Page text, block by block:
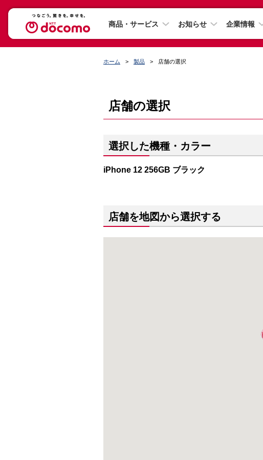
商品・サービス お知らせ 企業情報
ホーム 製品 店舗の選択
店舗の選択
選択した機種・カラー
iPhone 12 256GB ブラック
店舗を地図から選択する